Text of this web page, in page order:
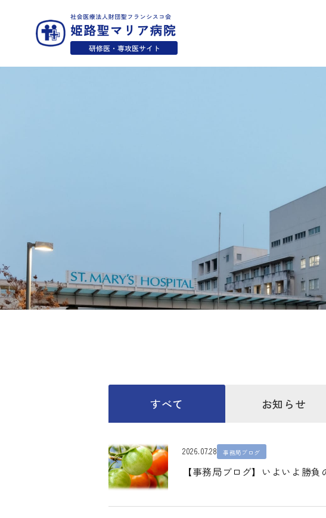
すべて お知らせ
2026.07.28 事務局ブログ
【事務局ブログ】いよいよ勝